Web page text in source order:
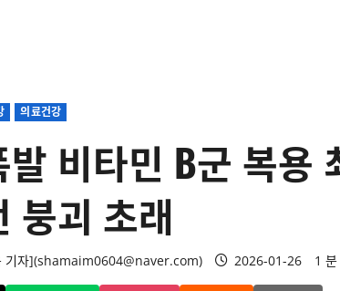
의료건강
비타민 B군 복용
붕괴 초래
기자](shamaim0604@naver.com) 2026-01-26 1 분